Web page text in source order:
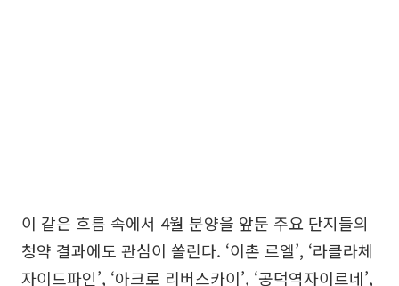
이 같은 흐름 속에서 4월 분양을 앞둔 주요 단지들의
청약 결과에도 관심이 쏠린다. ‘이촌 르엘’, ‘라클라체
자이드파인’, ‘아크로 리버스카이’, ‘공덕역자이르네’,